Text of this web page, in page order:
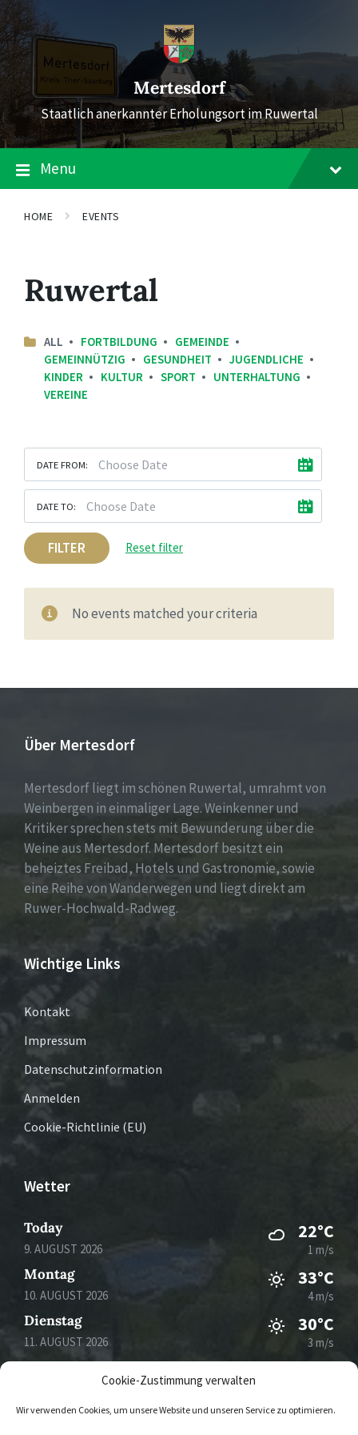
Cookie-Zustimmung verwalten
Wir verwenden Cookies, um unsere Website und unseren Service zu optimieren.
Skip
to
content
Skip
to
main
navigation
Skip
to
footer
Mertesdorf
Staatlich anerkannter Erholungsort im Ruwertal
Menu
HOME EVENTS
Ruwertal
ALL FORTBILDUNG
GEMEINDE
GEMEINNÜTZIG
GESUNDHEIT
JUGENDLICHE
KINDER
KULTUR SPORT
UNTERHALTUNG
VEREINE
DATE FROM:
DATE TO:
FILTER Reset filter
No events matched your criteria
Über Mertesdorf
Mertesdorf liegt im schönen Ruwertal, umrahmt von
Weinbergen in einmaliger Lage. Weinkenner und
Kritiker sprechen stets mit Bewunderung über die
Weine aus Mertesdorf. Mertesdorf besitzt ein
beheiztes Freibad, Hotels und Gastronomie, sowie
eine Reihe von Wanderwegen und liegt direkt am
Ruwer-Hochwald-Radweg.
Wichtige Links
Kontakt
Impressum
Datenschutzinformation
Anmelden
Cookie-Richtlinie (EU)
Wetter
Today
9. AUGUST 2026
22°C
1 m/s
Montag
10. AUGUST 2026
33°C
4 m/s
Dienstag
11. AUGUST 2026
30°C
3 m/s
Mittwoch
12. AUGUST 2026